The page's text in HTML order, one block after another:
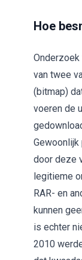
Hoe
van twee
(bitmap)
voeren de
door deze
legitieme
RAR- en
kunnen
is echter
2010